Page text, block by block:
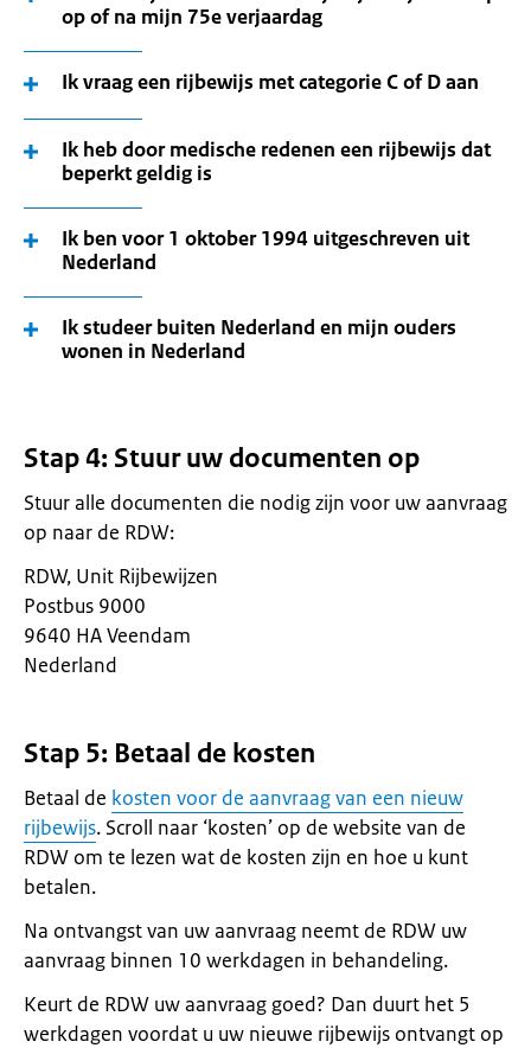
op of na mijn 75e verjaardag
Ik vraag een rijbewijs met categorie C of D aan
Ik heb door medische redenen een rijbewijs dat
beperkt geldig is
Ik ben voor 1 oktober 1994 uitgeschreven uit
Nederland
Ik studeer buiten Nederland en mijn ouders
wonen in Nederland
Stap 4: Stuur uw documenten op
Stuur alle documenten die nodig zijn voor uw aanvraag
op naar de RDW:
RDW, Unit Rijbewijzen
Postbus 9000
9640 HA Veendam
Nederland
Stap 5: Betaal de kosten
Betaal de kosten voor de aanvraag van een nieuw
rijbewijs. Scroll naar ‘kosten’ op de website van de
RDW om te lezen wat de kosten zijn en hoe u kunt
betalen.
Na ontvangst van uw aanvraag neemt de RDW uw
aanvraag binnen 10 werkdagen in behandeling.
Keurt de RDW uw aanvraag goed? Dan duurt het 5
werkdagen voordat u uw nieuwe rijbewijs ontvangt op